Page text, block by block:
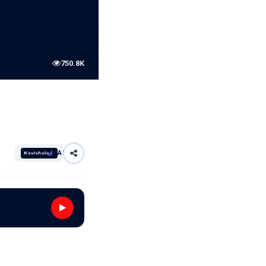
750.8K
AI